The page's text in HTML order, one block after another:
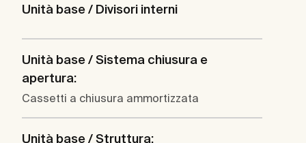
Unità base / Divisori interni
Unità base / Sistema chiusura e
apertura:
Cassetti a chiusura ammortizzata
Unità base / Struttura: